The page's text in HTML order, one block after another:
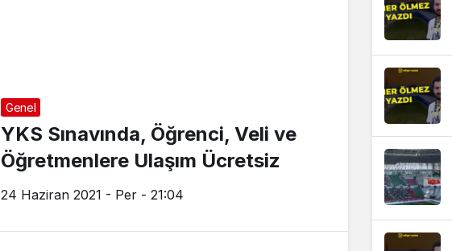
Genel
YKS Sınavında, Öğrenci, Veli ve
Öğretmenlere Ulaşım Ücretsiz
24 Haziran 2021 - Per - 21:04